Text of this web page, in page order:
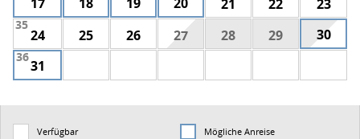
21 22 23
35
24 25 26 27 28 29 30
36
31
Verfügbar
Mögliche Anreise